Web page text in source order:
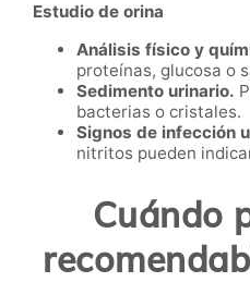
Estudio de orina
Análisis físico y
proteínas, glucosa o
Sedimento urinario.
bacterias o cristales.
Signos de infección
nitritos pueden
Cuándo